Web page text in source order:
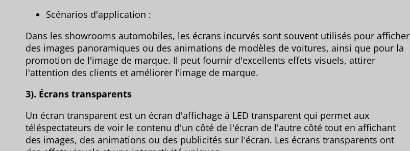
Scénarios d'application :
Dans les showrooms automobiles, les écrans incurvés sont souvent utilisés pour afficher
des images panoramiques ou des animations de modèles de voitures, ainsi que pour la
promotion de l'image de marque. Il peut fournir d'excellents effets visuels, attirer
l'attention des clients et améliorer l'image de marque.
3). Écrans transparents
Un écran transparent est un écran d'affichage à LED transparent qui permet aux
téléspectateurs de voir le contenu d'un côté de l'écran de l'autre côté tout en affichant
des images, des animations ou des publicités sur l'écran. Les écrans transparents ont